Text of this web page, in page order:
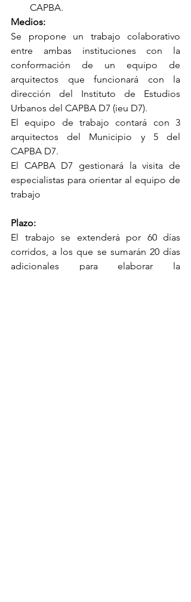
CAPBA.
Medios:
Se propone un trabajo colaborativo
entre ambas instituciones con la
conformación de un equipo de
arquitectos que funcionará con la
dirección del Instituto de Estudios
Urbanos del CAPBA D7 (ieu D7).
El equipo de trabajo contará con 3
arquitectos del Municipio y 5 del
CAPBA D7.
El CAPBA D7 gestionará la visita de
especialistas para orientar al equipo de
trabajo
Plazo:
El trabajo se extenderá por 60 días
corridos, a los que se sumarán 20 días
adicionales para elaborar la